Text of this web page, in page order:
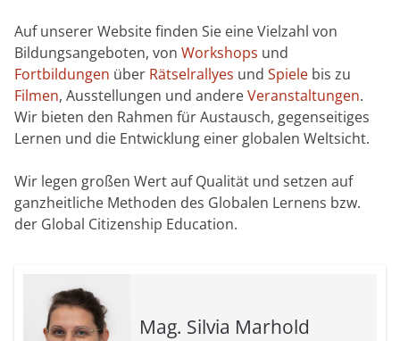
Auf unserer Website finden Sie eine Vielzahl von
Bildungsangeboten, von Workshops und
Fortbildungen über Rätselrallyes und Spiele bis zu
Filmen, Ausstellungen und andereVeranstaltungen.
Wir bieten den Rahmen für Austausch, gegenseitiges
Lernen und die Entwicklung einer globalen Weltsicht.
Wir legen großen Wert auf Qualität und setzen auf
ganzheitliche Methoden des Globalen Lernens bzw.
der Global Citizenship Education.
Mag. Silvia Marhold